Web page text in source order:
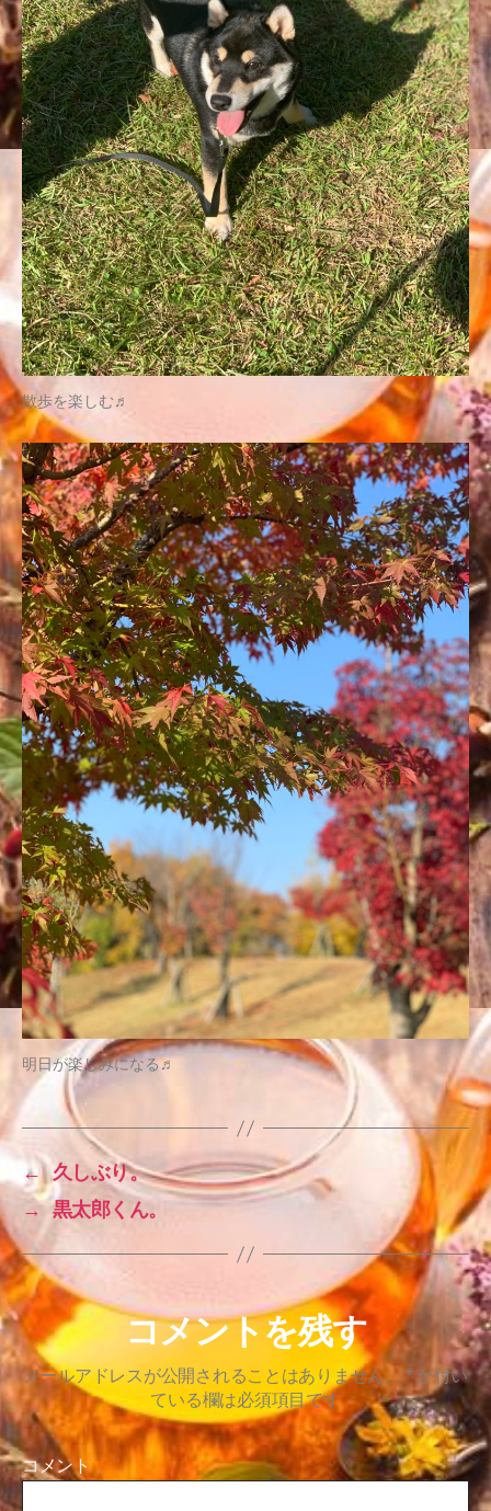
散歩を楽しむ♬
明日が楽しみになる♬
← 久しぶり。
→ 黒太郎くん。
コメントを残す
メールアドレスが公開されることはありません。 *が付い
ている欄は必須項目です
コメント